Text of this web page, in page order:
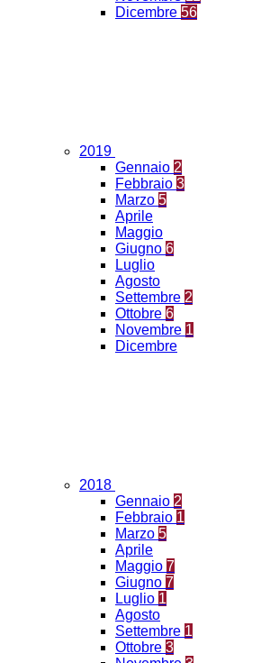
Dicembre 56
2019
Gennaio 2
Febbraio 3
Marzo 5
Aprile
Maggio
Giugno 6
Luglio
Agosto
Settembre 2
Ottobre 6
Novembre 1
Dicembre
2018
Gennaio 2
Febbraio 1
Marzo 5
Aprile
Maggio 7
Giugno 7
Luglio 1
Agosto
Settembre 1
Ottobre 3